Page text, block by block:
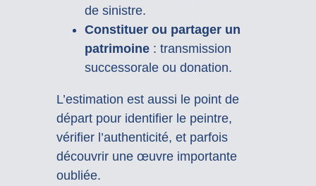
de sinistre.
Constituer ou partager un
patrimoine: transmission
successorale ou donation.
L’estimation est aussi le point de
départ pour identifier le peintre,
vérifier l’authenticité, et parfois
découvrir une œuvre importante
oubliée.